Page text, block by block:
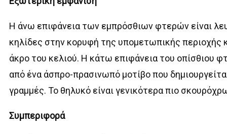
Η άνω επιφάνεια των εμπρόσθιων φτερών είναι
κηλίδες στην κορυφή της υπομετωπικής περιοχής
άκρο του κελιού. Η κάτω επιφάνεια του οπίσθιου
από ένα άσπρο-πρασινωπό μοτίβο που
γραμμές. Το θηλυκό είναι γενικότερα πιο
Συμπεριφορά